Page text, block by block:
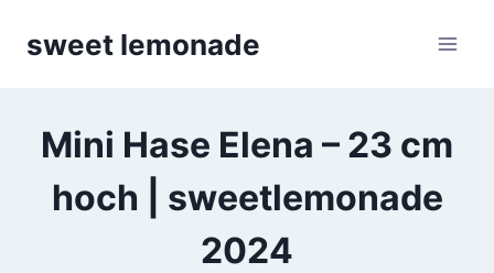
sweet lemonade
Mini Hase Elena – 23 cm
hoch | sweetlemonade
2024